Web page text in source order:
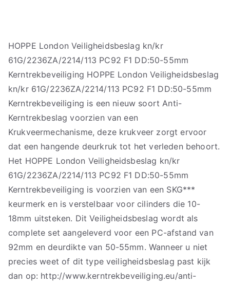
HOPPE London Veiligheidsbeslag kn/kr
61G/2236ZA/2214/113 PC92 F1 DD:50-55mm
Kerntrekbeveiliging HOPPE London Veiligheidsbeslag
kn/kr 61G/2236ZA/2214/113 PC92 F1 DD:50-55mm
Kerntrekbeveiliging is een nieuw soort Anti-
Kerntrekbeslag voorzien van een
Krukveermechanisme, deze krukveer zorgt ervoor
dat een hangende deurkruk tot het verleden behoort.
Het HOPPE London Veiligheidsbeslag kn/kr
61G/2236ZA/2214/113 PC92 F1 DD:50-55mm
Kerntrekbeveiliging is voorzien van een SKG***
keurmerk en is verstelbaar voor cilinders die 10-
18mm uitsteken. Dit Veiligheidsbeslag wordt als
complete set aangeleverd voor een PC-afstand van
92mm en deurdikte van 50-55mm. Wanneer u niet
precies weet of dit type veiligheidsbeslag past kijk
dan op: http://www.kerntrekbeveiliging.eu/anti-